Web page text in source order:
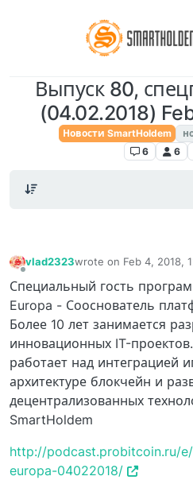
Выпуск 80,
(04.02.2018)
Новости SmartHoldem
6
6
vlad2323wrote on Feb 4, 2018,
last edited by
Специальный гость
Europa - Сооснователь
Более 10 лет занимается
инновационных IT-
работает над интеграцией
архитектуре блокчейн и
децентрализованных
SmartHoldem
http://podcast.probitcoin.ru/
europa-04022018/